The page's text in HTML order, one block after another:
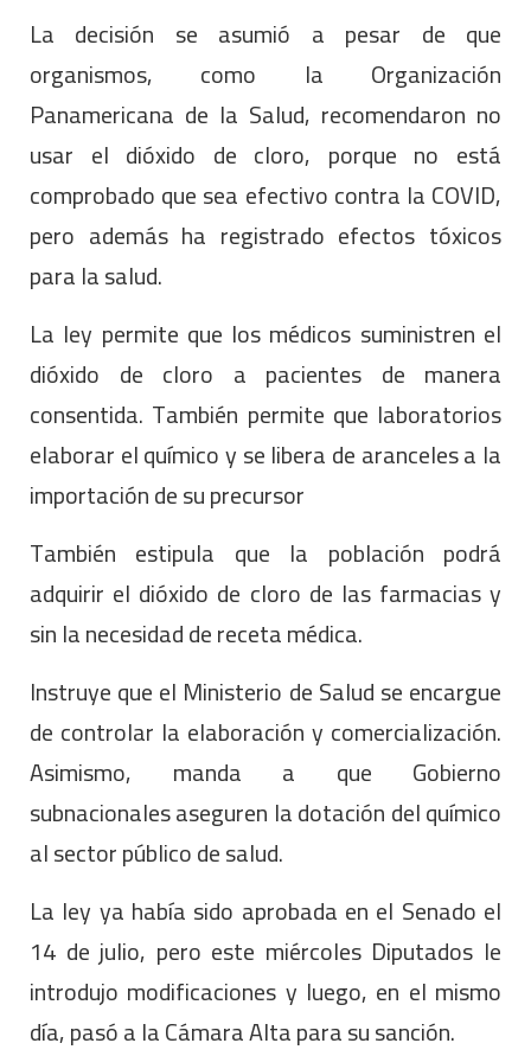
La decisión se asumió a pesar de que
organismos, como la Organización
Panamericana de la Salud, recomendaron no
usar el dióxido de cloro, porque no está
comprobado que sea efectivo contra la COVID,
pero además ha registrado efectos tóxicos
para la salud.
La ley permite que los médicos suministren el
dióxido de cloro a pacientes de manera
consentida. También permite que laboratorios
elaborar el químico y se libera de aranceles a la
importación de su precursor
También estipula que la población podrá
adquirir el dióxido de cloro de las farmacias y
sin la necesidad de receta médica.
Instruye que el Ministerio de Salud se encargue
de controlar la elaboración y comercialización.
Asimismo, manda a que Gobierno
subnacionales aseguren la dotación del químico
al sector público de salud.
La ley ya había sido aprobada en el Senado el
14 de julio, pero este miércoles Diputados le
introdujo modificaciones y luego, en el mismo
día, pasó a la Cámara Alta para su sanción.